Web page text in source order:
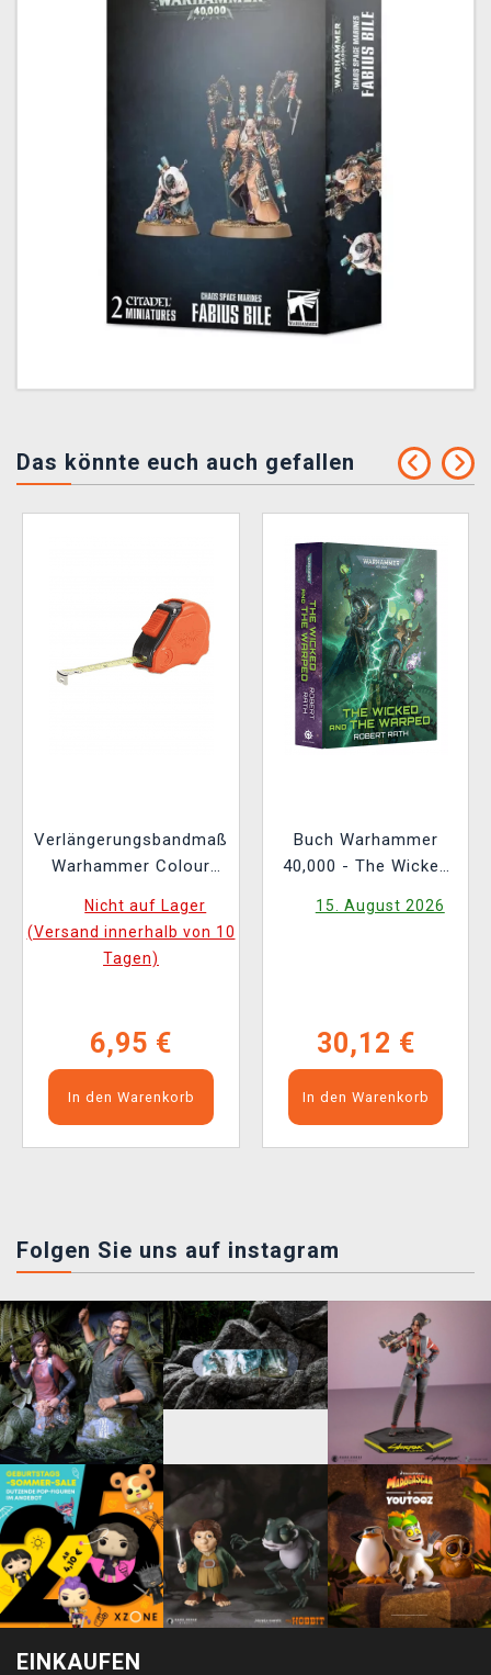
Das könnte euch auch gefallen
Verlängerungsbandmaß
Warhammer Colour
Nicht auf Lager
(Versand innerhalb von 10
Tagen)
6,95 €
In den Warenkorb
Buch Warhammer
40,000 - The Wicked
15. August 2026
30,12 €
In den Warenkorb
Folgen Sie uns auf instagram
EINKAUFEN